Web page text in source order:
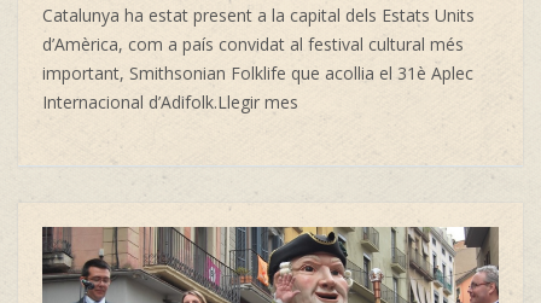
Catalunya ha estat present a la capital dels Estats Units
d’Amèrica, com a país convidat al festival cultural més
important, Smithsonian Folklife que acollia el 31è Aplec
Internacional d’Adifolk.Llegir mes